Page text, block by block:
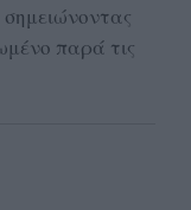
παρά τις